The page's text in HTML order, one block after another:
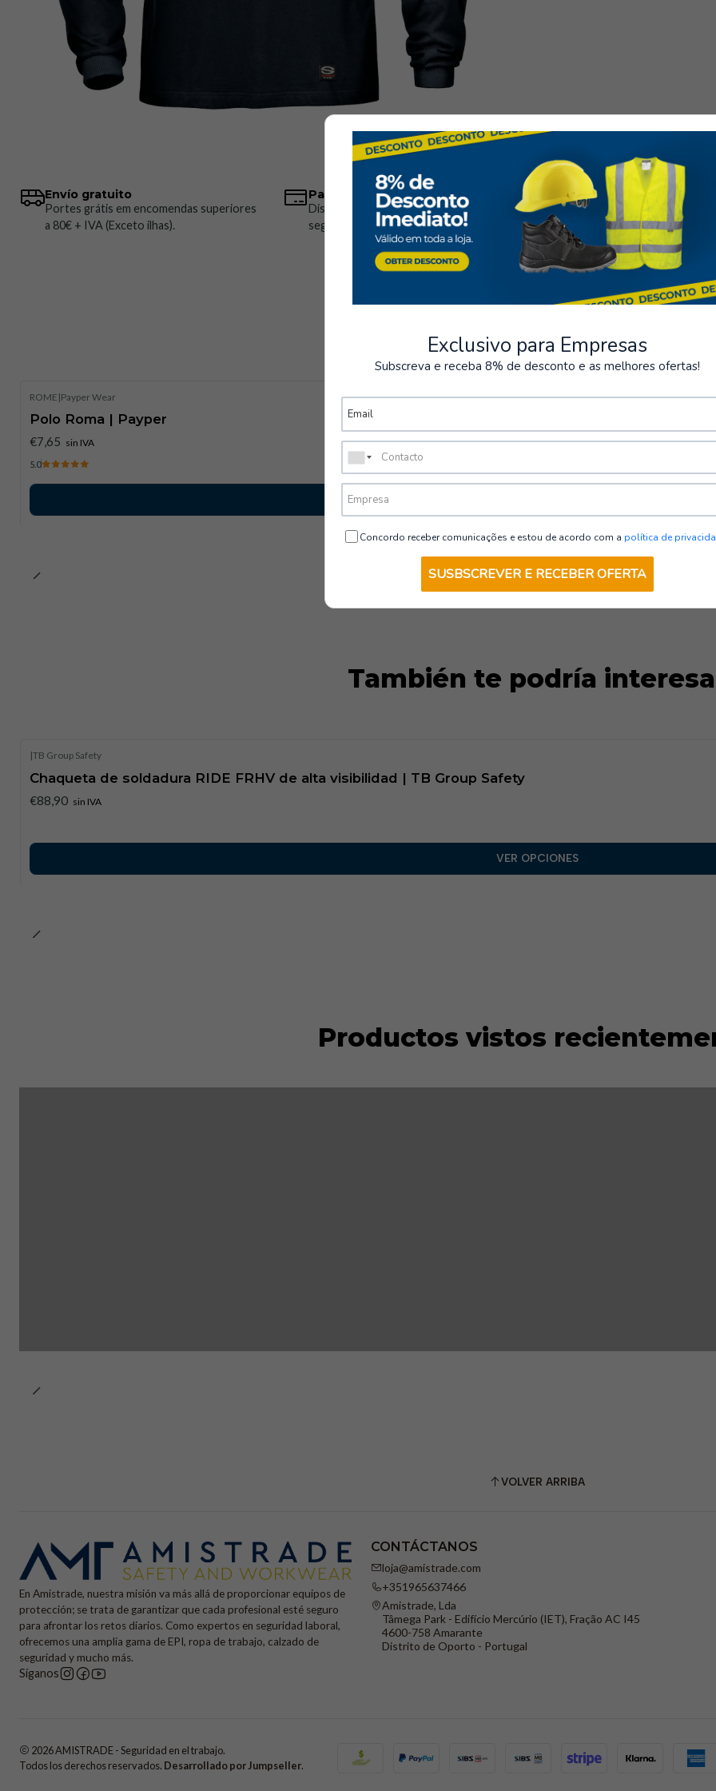
Gramaje: 180 g/m².
Diseño
: Mangas
Color
: Azul marino.
Normas de
EN ISO 14116
EN 1149-5
EN 17353 Tipo
Tallas disponibles:
Envío gratuito
Portes grátis em encomendas superiores
a 80€ + IVA (Exceto ilhas).
Pagos seguros
Disponemos de varios métodos de pago
seguros.
Almacenamiento
Posibilidad de recoger el
ROME |Payper Wear
Polo Roma | Payper
€7,65 sin IVA
5.0
También te podría
|TB Group Safety
Chaqueta de soldadura RIDE FRHV de alta visibilidad | TB Group Safety
€88,90 sin IVA
VER OPCIONES
Productos vistos
VOLVER ARRIBA
En Amistrade, nuestra misión va más allá de proporcionar equipos de
protección; se trata de garantizar que cada profesional esté seguro
para afrontar los retos diarios. Como expertos en seguridad laboral,
ofrecemos una amplia gama de EPI, ropa de trabajo, calzado de
seguridad y mucho más.
Síganos
CONTÁCTANOS
loja@amistrade.com
+351965637466
Amistrade, Lda
Tâmega Park - Edifício Mercúrio (IET), Fração AC I45
4600-758 Amarante
Distrito de Oporto - Portugal
2026 AMISTRADE - Seguridad en el trabajo.
Todos los derechos reservados. Desarrollado por Jumpseller.
Exclusivo para Empresas
Subscreva e receba 8% de desconto e as melhores ofertas!
Concordo receber comunicações e estou de acordo com a política de
SUSBSCREVER E RECEBER OFERTA